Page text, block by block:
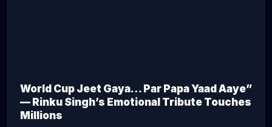
World Cup Jeet Gaya… Par Papa Yaad Aaye”
— Rinku Singh’s Emotional Tribute Touches
Millions